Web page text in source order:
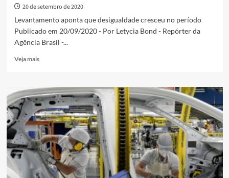
20 de setembro de 2020
Levantamento aponta que desigualdade cresceu no período
Publicado em 20/09/2020 - Por Letycia Bond - Repórter da
Agência Brasil -...
Veja maisRead
Estudo
da
FGV
aponta
que
pandemia
provocou
queda
de
renda